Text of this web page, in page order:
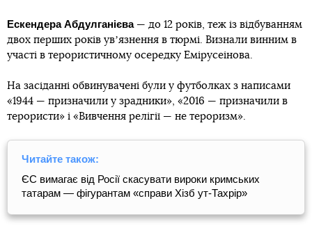
Ескендера Абдулганієва— до 12 років, теж із відбуванням
двох перших років увʼязнення в тюрмі. Визнали винним в
участі в терористичному осередку Емірусеінова.
На засіданні обвинувачені були у футболках з написами
«1944 — призначили у зрадники», «2016 — призначили в
терористи» і «Вивчення релігії — не тероризм».
Читайте також:
ЄС вимагає від Росії скасувати вироки кримських
татарам — фігурантам «справи Хізб ут-Тахрір»